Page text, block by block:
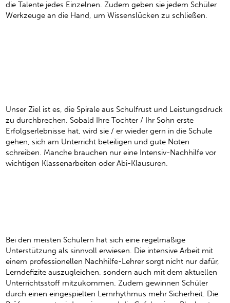
die Talente jedes Einzelnen. Zudem geben sie jedem Schüler
Werkzeuge an die Hand, um Wissenslücken zu schließen.
Unser Ziel ist es, die Spirale aus Schulfrust und Leistungsdruck
zu durchbrechen. Sobald Ihre Tochter / Ihr Sohn erste
Erfolgserlebnisse hat, wird sie / er wieder gern in die Schule
gehen, sich am Unterricht beteiligen und gute Noten
schreiben. Manche brauchen nur eine Intensiv-Nachhilfe vor
wichtigen Klassenarbeiten oder Abi-Klausuren.
Bei den meisten Schülern hat sich eine regelmäßige
Unterstützung als sinnvoll erwiesen. Die intensive Arbeit mit
einem professionellen Nachhilfe-Lehrer sorgt nicht nur dafür,
Lerndefizite auszugleichen, sondern auch mit dem aktuellen
Unterrichtsstoff mitzukommen. Zudem gewinnen Schüler
durch einen eingespielten Lernrhythmus mehr Sicherheit. Die